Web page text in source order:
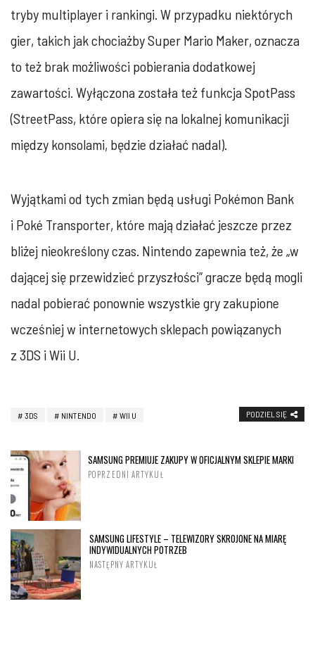
tryby multiplayer i rankingi. W przypadku niektórych
gier, takich jak chociażby Super Mario Maker, oznacza
to też brak możliwości pobierania dodatkowej
zawartości. Wyłączona została też funkcja SpotPass
(StreetPass, które opiera się na lokalnej komunikacji
między konsolami, będzie działać nadal).
Wyjątkami od tych zmian będą usługi Pokémon Bank
i Poké Transporter, które mają działać jeszcze przez
bliżej nieokreślony czas. Nintendo zapewnia też, że „w
dającej się przewidzieć przyszłości” gracze będą mogli
nadal pobierać ponownie wszystkie gry zakupione
wcześniej w internetowych sklepach powiązanych
z 3DS i Wii U.
3DS NINTENDO WII U PODZIEL SIĘ
SAMSUNG PREMIUJE ZAKUPY W OFICJALNYM SKLEPIE MARKI
POPRZEDNI ARTYKUŁ
SAMSUNG LIFESTYLE – TELEWIZORY SKROJONE NA MIARĘ
INDYWIDUALNYCH POTRZEB
NASTĘPNY ARTYKUŁ